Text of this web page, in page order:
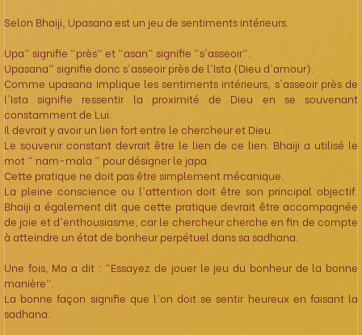
Selon Bhaiji, Upasana est un jeu de sentiments intérieurs.
Upa" signifie "près" et "asan" signifie "s'asseoir".
Upasana" signifie donc s'asseoir près de l'Ista (Dieu d'amour).
Comme upasana implique les sentiments intérieurs, s'asseoir près de
l'Ista signifie ressentir la proximité de Dieu en se souvenant
constamment de Lui.
Il devrait y avoir un lien fort entre le chercheur et Dieu.
Le souvenir constant devrait être le lien de ce lien. Bhaiji a utilisé le
mot " nam-mala " pour désigner le japa.
Cette pratique ne doit pas être simplement mécanique.
La pleine conscience ou l'attention doit être son principal objectif.
Bhaiji a également dit que cette pratique devrait être accompagnée
de joie et d'enthousiasme, car le chercheur cherche en fin de compte
à atteindre un état de bonheur perpétuel dans sa sadhana.
Une fois, Ma a dit : "Essayez de jouer le jeu du bonheur de la bonne
manière".
La bonne façon signifie que l'on doit se sentir heureux en faisant la
sadhana.